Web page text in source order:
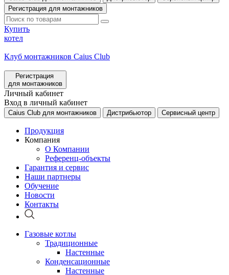
Регистрация для монтажников
Купить
котел
Клуб монтажников Caius Club
Регистрация
для монтажников
Личный кабинет
Вход в личный кабинет
Caius Club для монтажников Дистрибьютор Сервисный центр
Продукция
Компания
О Компании
Референц-объекты
Гарантия и сервис
Наши партнеры
Обучение
Новости
Контакты
Газовые котлы
Традиционные
Настенные
Конденсационные
Настенные